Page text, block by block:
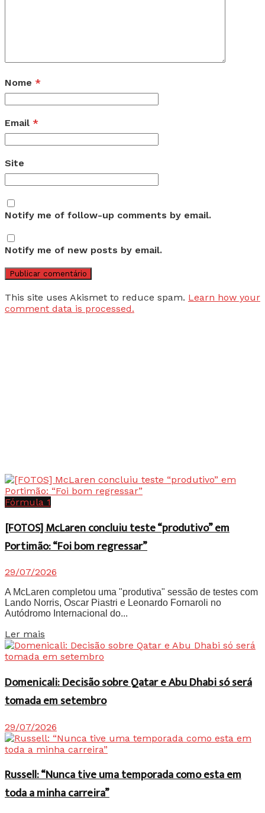
Nome *
Email *
Site
Notify me of follow-up comments by email.
Notify me of new posts by email.
This site uses Akismet to reduce spam. Learn how your
comment data is processed.
Fórmula 1
[FOTOS] McLaren concluiu teste “produtivo” em
Portimão: “Foi bom regressar”
29/07/2026
A McLaren completou uma "produtiva" sessão de testes com
Lando Norris, Oscar Piastri e Leonardo Fornaroli no
Autódromo Internacional do...
Ler mais
Domenicali: Decisão sobre Qatar e Abu Dhabi só será
tomada em setembro
29/07/2026
Russell: “Nunca tive uma temporada como esta em
toda a minha carreira”